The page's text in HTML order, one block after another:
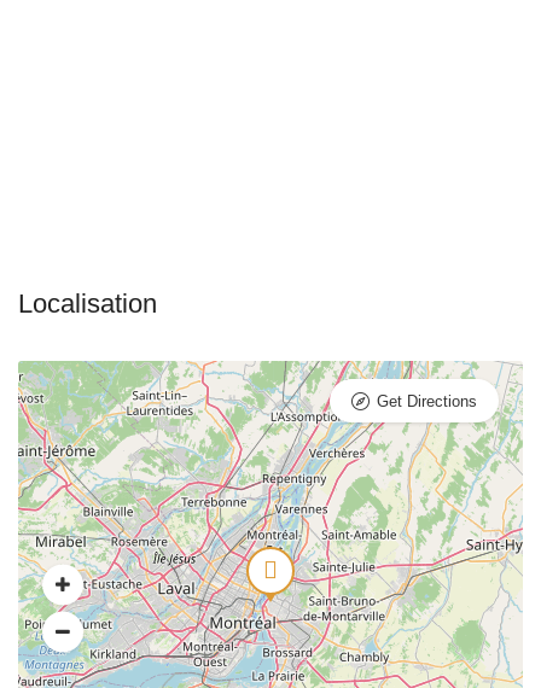
Get Directions